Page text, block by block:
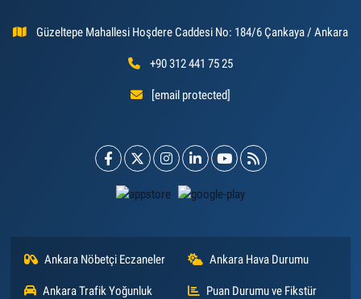
Güzeltepe Mahallesi Hoşdere Caddesi No: 184/6 Çankaya / Ankara
+90 312 441 75 25
[email protected]
Ankara Nöbetçi Eczaneler Ankara Hava Durumu
Ankara Trafik Yoğunluk
Puan Durumu ve Fikstür